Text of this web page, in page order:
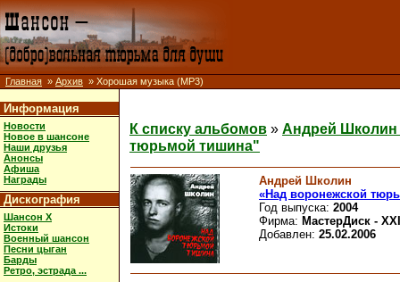
Главная » Архив » Хорошая музыка (MP3)
Информация
Новости
Новое в шансоне
Наши друзья
Анонсы
Афиша
Награды
Дискография
Шансон X
Истоки
Военный шансон
Песни цыган
Барды
Ретро, эстрада ...
К списку альбомов » Андрей Школин
тюрьмой тишина"
Андрей Школин
«Над воронежской
Год выпуска: 2004
Фирма: МастерДиск -
Добавлен: 25.02.2006